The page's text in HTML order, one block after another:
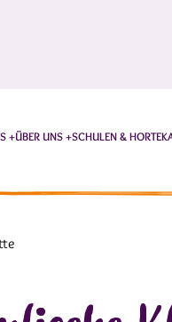
ÜBER UNS SCHULEN & HORTE